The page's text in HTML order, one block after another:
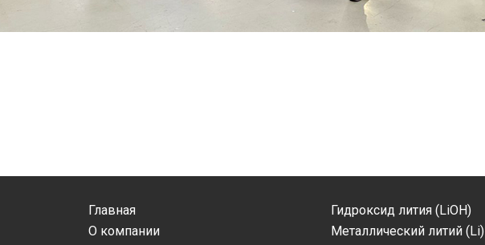
Главная
О компании
Гидроксид лития (LiOH)
Металлический литий (Li)